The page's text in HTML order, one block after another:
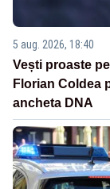
5 aug. 2026, 18:40
Vești proaste
Florian Coldea
ancheta DNA